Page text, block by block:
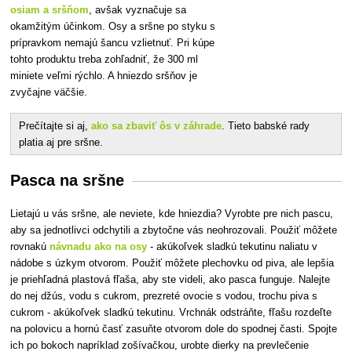
osiam a sršňom , avšak vyznačuje sa
okamžitým účinkom. Osy a sršne po styku s
prípravkom nemajú šancu vzlietnuť. Pri kúpe
tohto produktu treba zohľadniť, že 300 ml
miniete veľmi rýchlo. A hniezdo sršňov je
zvyčajne väčšie.
Prečítajte si aj,ako sa zbaviť ôs v záhrade . Tieto babské rady
platia aj pre sršne.
Pasca na sršne
Lietajú u vás sršne, ale neviete, kde hniezdia? Vyrobte pre nich pascu,
aby sa jednotlivci odchytili a zbytočne vás neohrozovali. Použiť môžete
rovnakúnávnadu ako na osy - akúkoľvek sladkú tekutinu naliatu v
nádobe s úzkym otvorom. Použiť môžete plechovku od piva, ale lepšia
je priehľadná plastová fľaša, aby ste videli, ako pasca funguje. Nalejte
do nej džús, vodu s cukrom, prezreté ovocie s vodou, trochu piva s
cukrom - akúkoľvek sladkú tekutinu. Vrchnák odstráňte, fľašu rozdeľte
na polovicu a hornú časť zasuňte otvorom dole do spodnej časti. Spojte
ich po bokoch napríklad zošívačkou, urobte dierky na prevlečenie